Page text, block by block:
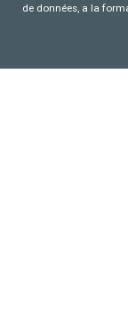
de données, a la